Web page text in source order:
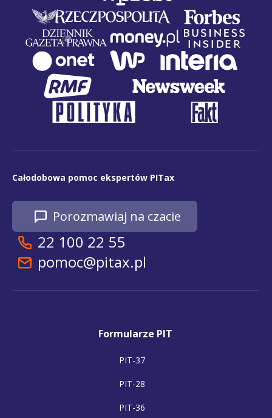
Całodobowa pomoc ekspertów PITax
Porozmawiaj na czacie
22 100 22 55
pomoc@pitax.pl
Formularze PIT
PIT-37
PIT-28
PIT-36